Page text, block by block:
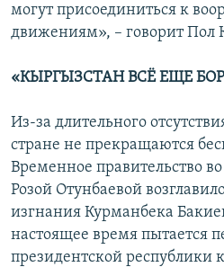
могут присоединиться к
движениям», – говорит
«КЫРГЫЗСТАН ВСЁ ЕЩЕ
Из-за длительного
стране не прекращаются
Временное правительство
Розой Отунбаевой
изгнания Курманбека
настоящее время пытается
президентской республики